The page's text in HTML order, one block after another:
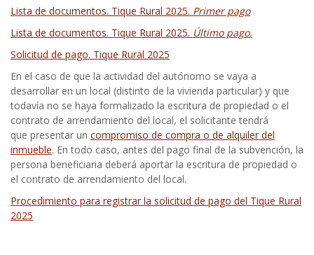
Lista de documentos. Tique Rural 2025. Primer pago
Lista de documentos. Tique Rural 2025. Último pago.
Solicitud de pago. Tique Rural 2025
En el caso de que la actividad del autónomo se vaya a
desarrollar en un local (distinto de la vivienda particular) y que
todavía no se haya formalizado la escritura de propiedad o el
contrato de arrendamiento del local, el solicitante tendrá
que presentar un compromiso de compra o de alquiler del
inmueble. En todo caso, antes del pago final de la subvención, la
persona beneficiaria deberá aportar la escritura de propiedad o
el contrato de arrendamiento del local.
Procedimiento para registrar la solicitud de pago del Tique Rural
2025